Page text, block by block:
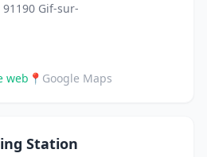
Gif-sur-
web 📍 Google Maps
Station